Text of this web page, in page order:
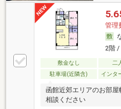
管理
2階 /
敷金なし 二
駐車場(近隣含)
インタ
函館近郊エリアのお部
相談ください